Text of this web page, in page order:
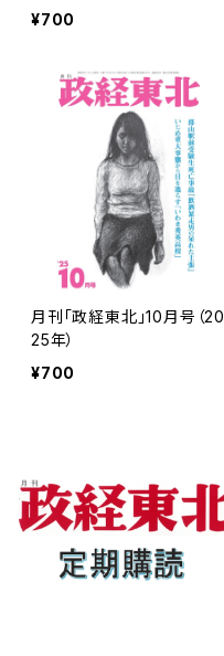
¥700
月刊「政経東北」10月号（20
25年）
¥700